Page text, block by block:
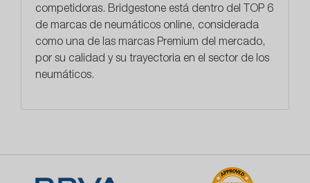
competidoras. Bridgestone está dentro del TOP 6
de marcas de neumáticos online, considerada
como una de las marcas Premium del mercado,
por su calidad y su trayectoria en el sector de los
neumáticos.